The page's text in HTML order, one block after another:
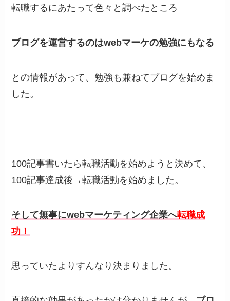
転職するにあたって色々と調べたところ
ブログを運営するのはwebマーケの勉強にもなる
との情報があって、勉強も兼ねてブログを始めま
した。
100記事書いたら転職活動を始めようと決めて、
100記事達成後→転職活動を始めました。
そして無事にwebマーケティング企業へ転職成
功！
思っていたよりすんなり決まりました。